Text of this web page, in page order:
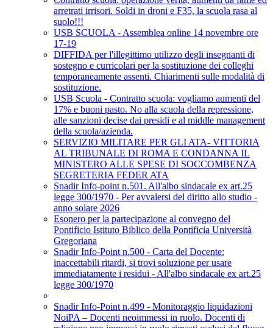
arretrati irrisori. Soldi in droni e F35, la scuola rasa al
suolo!!!
USB SCUOLA - Assemblea online 14 novembre ore
17-19
DIFFIDA per l'illegittimo utilizzo degli insegnanti di
sostegno e curricolari per la sostituzione dei colleghi
temporaneamente assenti. Chiarimenti sulle modalità di
sostituzione.
USB Scuola - Contratto scuola: vogliamo aumenti del
17% e buoni pasto. No alla scuola della repressione,
alle sanzioni decise dai presidi e al middle management
della scuola/azienda.
SERVIZIO MILITARE PER GLI ATA- VITTORIA
AL TRIBUNALE DI ROMA E CONDANNA IL
MINISTERO ALLE SPESE DI SOCCOMBENZA
SEGRETERIA FEDER ATA
Snadir Info-point n.501. All'albo sindacale ex art.25
legge 300/1970 - Per avvalersi del diritto allo studio -
anno solare 2026
Esonero per la partecipazione al convegno del
Pontificio Istituto Biblico della Pontificia Università
Gregoriana
Snadir Info-Point n.500 - Carta del Docente:
inaccettabili ritardi, si trovi soluzione per usare
immediatamente i residui - All'albo sindacale ex art.25
legge 300/1970
Snadir Info-Point n.499 - Monitoraggio liquidazioni
NoiPA – Docenti neoimmessi in ruolo. Docenti di